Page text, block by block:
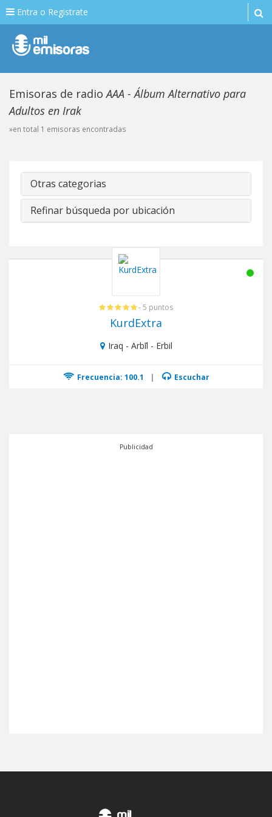
Entra o Registrate
Emisoras de radioAAA - Álbum Alternativo para
Adultos en Irak
»en total 1 emisoras encontradas
Otras categorias
Refinar búsqueda por ubicación
- 5 puntos
KurdExtra
Iraq - Arbīl - Erbil
Frecuencia: 100.1 | Escuchar
Publicidad